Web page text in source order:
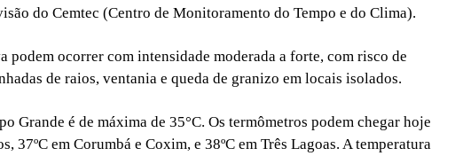
do Cemtec (Centro de Monitoramento do Tempo e do Clima).
podem ocorrer com intensidade moderada a forte, com risco de
de raios, ventania e queda de granizo em locais isolados.
Grande é de máxima de 35°C. Os termômetros podem chegar hoje
37ºC em Corumbá e Coxim, e 38ºC em Três Lagoas. A temperatura